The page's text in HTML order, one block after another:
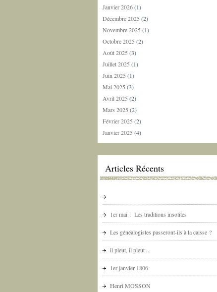
Janvier 2026(1)
Décembre 2025 (2)
Novembre 2025 (1)
Octobre 2025 (2)
Août 2025 (3)
Juillet 2025 (1)
Juin 2025 (1)
Mai 2025 (3)
Avril 2025 (2)
Mars 2025 (2)
Février 2025 (2)
Janvier 2025 (4)
Articles Récents
1er mai : Les traditions insolites
Les généalogistes passeront-ils à la caisse ?
il pleut, il pleut ...
1er janvier 1806
Henri MOSSON